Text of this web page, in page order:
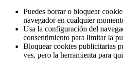
Puedes borrar o bloquear
navegador en cualquier
Usa la configuración del
consentimiento para limitar la
Bloquear cookies publicitarias
ves, pero la herramienta para